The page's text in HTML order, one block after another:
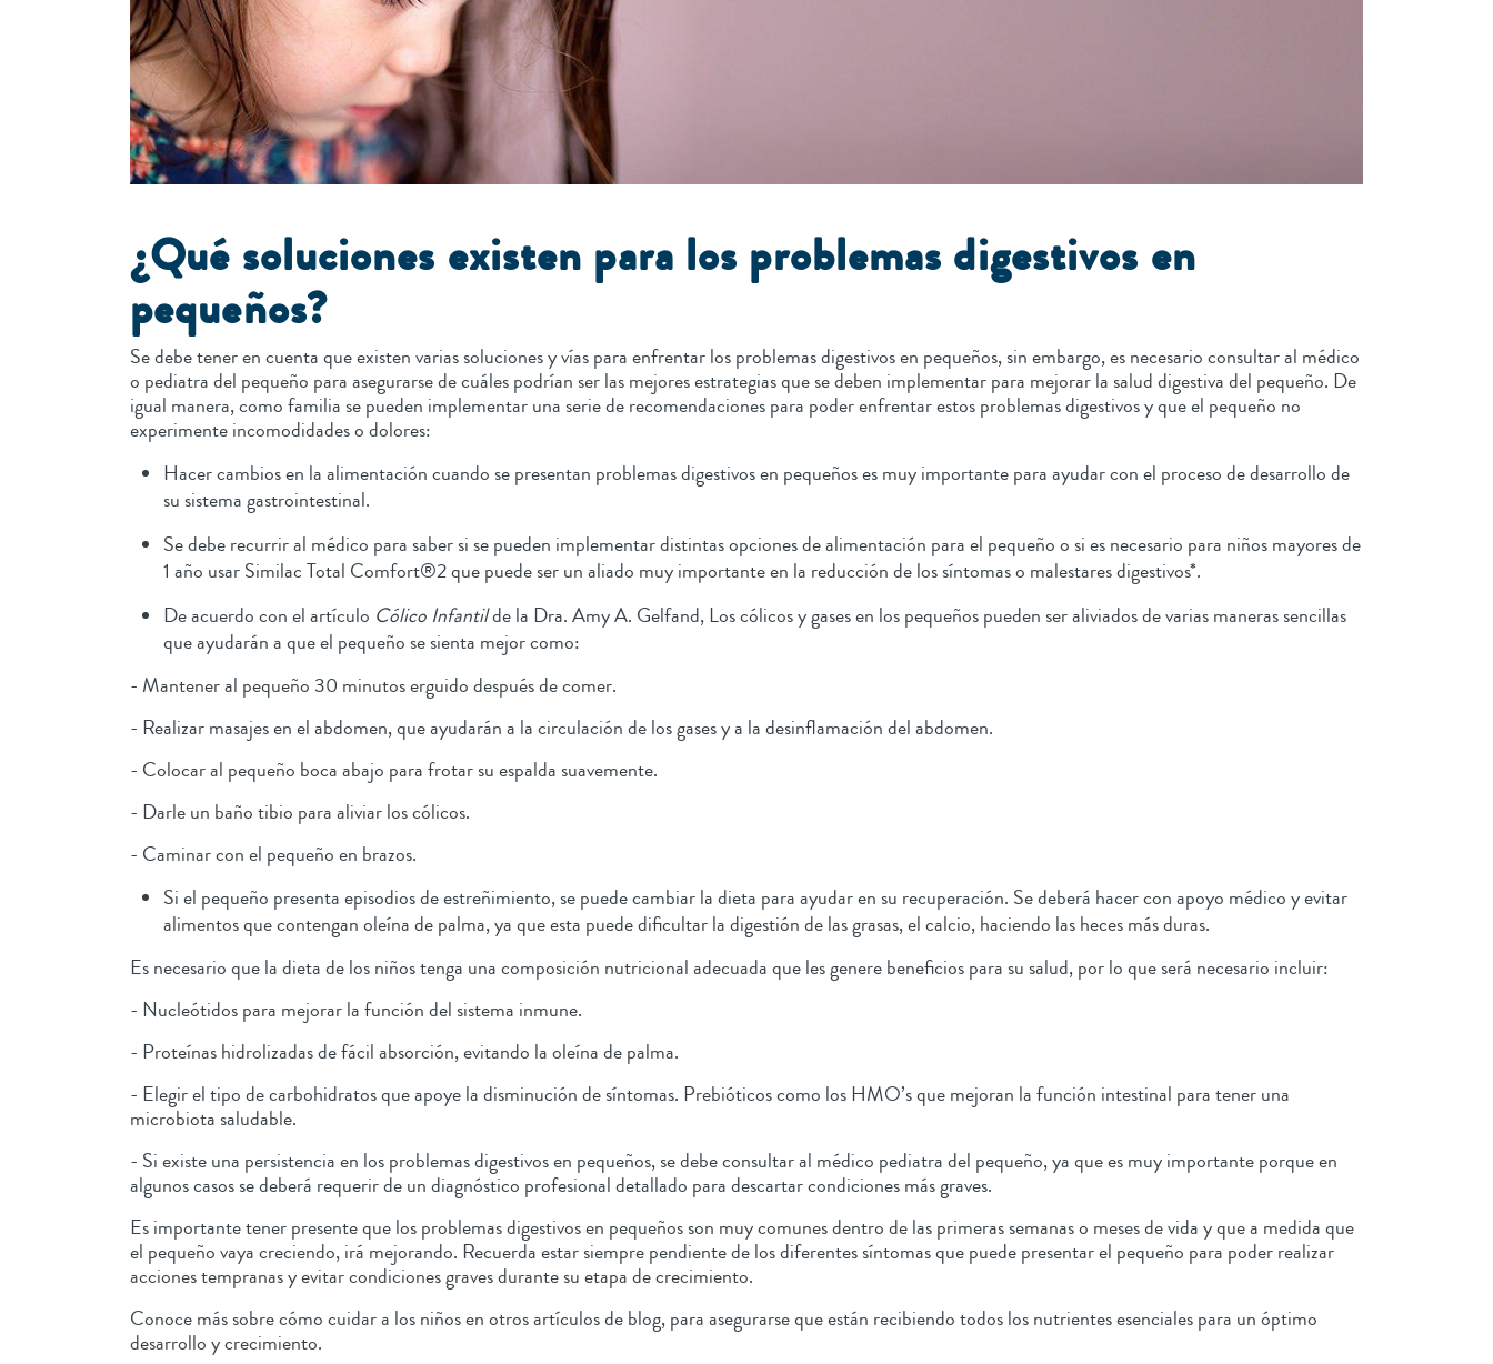
¿Qué soluciones existen para los problemas digestivos en
pequeños?
Se debe tener en cuenta que existen varias soluciones y vías para enfrentar los problemas digestivos en pequeños, sin embargo, es necesario consultar al médico
o pediatra del pequeño para asegurarse de cuáles podrían ser las mejores estrategias que se deben implementar para mejorar la salud digestiva del pequeño. De
igual manera, como familia se pueden implementar una serie de recomendaciones para poder enfrentar estos problemas digestivos y que el pequeño no
experimente incomodidades o dolores:
Hacer cambios en la alimentación cuando se presentan problemas digestivos en pequeños es muy importante para ayudar con el proceso de desarrollo de
su sistema gastrointestinal.
Se debe recurrir al médico para saber si se pueden implementar distintas opciones de alimentación para el pequeño o si es necesario para niños mayores de
1 año usar Similac Total Comfort®2 que puede ser un aliado muy importante en la reducción de los síntomas o malestares digestivos*.
De acuerdo con el artículo Cólico Infantilde la Dra. Amy A. Gelfand, Los cólicos y gases en los pequeños pueden ser aliviados de varias maneras sencillas
que ayudarán a que el pequeño se sienta mejor como:
- Mantener al pequeño 30 minutos erguido después de comer.
- Realizar masajes en el abdomen, que ayudarán a la circulación de los gases y a la desinflamación del abdomen.
- Colocar al pequeño boca abajo para frotar su espalda suavemente.
- Darle un baño tibio para aliviar los cólicos.
- Caminar con el pequeño en brazos.
Si el pequeño presenta episodios de estreñimiento, se puede cambiar la dieta para ayudar en su recuperación. Se deberá hacer con apoyo médico y evitar
alimentos que contengan oleína de palma, ya que esta puede dificultar la digestión de las grasas, el calcio, haciendo las heces más duras.
Es necesario que la dieta de los niños tenga una composición nutricional adecuada que les genere beneficios para su salud, por lo que será necesario incluir:
- Nucleótidos para mejorar la función del sistema inmune.
- Proteínas hidrolizadas de fácil absorción, evitando la oleína de palma.
- Elegir el tipo de carbohidratos que apoye la disminución de síntomas. Prebióticos como los HMO’s que mejoran la función intestinal para tener una
microbiota saludable.
- Si existe una persistencia en los problemas digestivos en pequeños, se debe consultar al médico pediatra del pequeño, ya que es muy importante porque en
algunos casos se deberá requerir de un diagnóstico profesional detallado para descartar condiciones más graves.
Es importante tener presente que los problemas digestivos en pequeños son muy comunes dentro de las primeras semanas o meses de vida y que a medida que
el pequeño vaya creciendo, irá mejorando. Recuerda estar siempre pendiente de los diferentes síntomas que puede presentar el pequeño para poder realizar
acciones tempranas y evitar condiciones graves durante su etapa de crecimiento.
Conoce más sobre cómo cuidar a los niños en otros artículos de blog, para asegurarse que están recibiendo todos los nutrientes esenciales para un óptimo
desarrollo y crecimiento.